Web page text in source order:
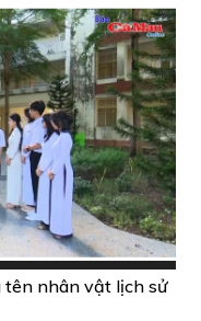
tên nhân vật lịch sử